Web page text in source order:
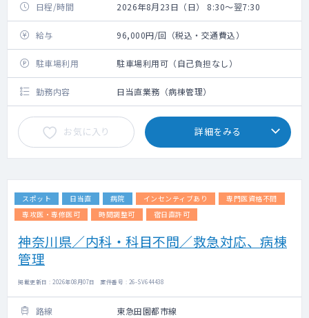
日程/時間 2026年8月23日（日） 8:30～翌7:30
給与 96,000円/回（税込・交通費込）
駐車場利用 駐車場利用可（自己負担なし）
勤務内容 日当直業務（病棟管理）
お気に入り 詳細をみる
スポット 日当直 病院 インセンティブあり
専門医資格不問
専攻医・専修医可
時間調整可 宿日直許可
神奈川県／内科・科目不問／救急対応、病棟
管理
掲載更新日 : 2026年08月07日 案件番号 : 26-SV644438
路線 東急田園都市線